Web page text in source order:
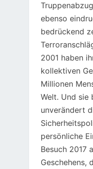
ebenso
bedrückend
2001 haben
kollektiven
Millionen
Welt. Und sie
unverändert
persönliche
Besuch 2017
Geschehens,